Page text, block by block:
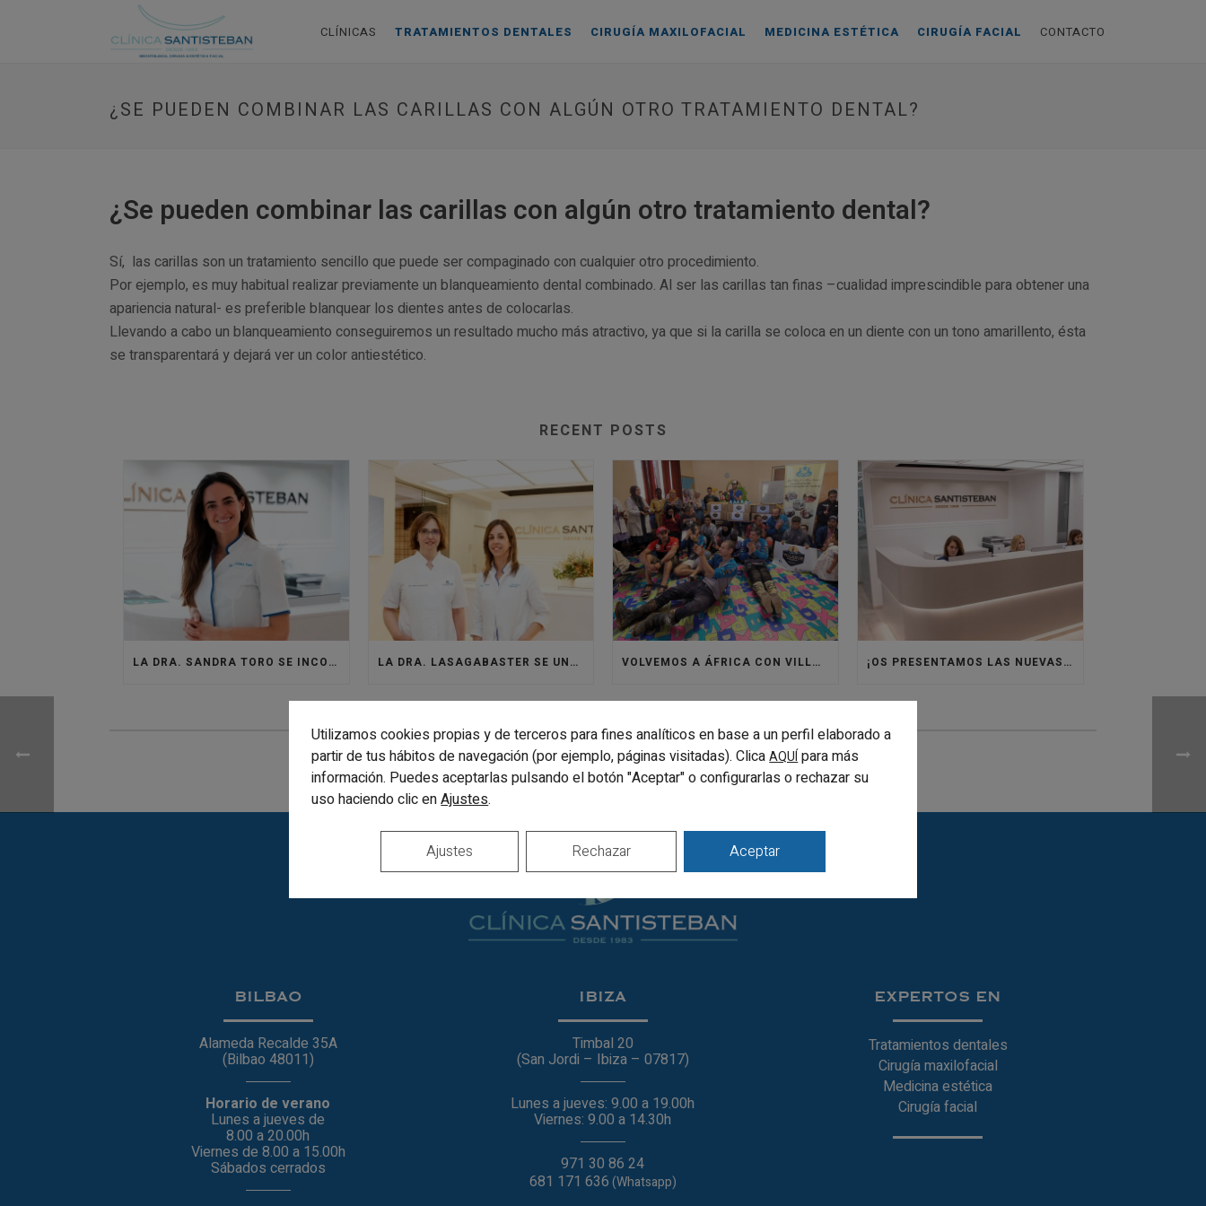
CLÍNICAS TRATAMIENTOS DENTALES CIRUGÍA MAXILOFACIAL MEDICINA ESTÉTICA CIRUGÍA FACIAL CONTACTO
¿SE PUEDEN COMBINAR LAS CARILLAS CON ALGÚN OTRO TRATAMIENTO DENTAL?
¿Se pueden combinar las carillas con algún otro tratamiento dental?
Sí, las carillas son un tratamiento sencillo que puede ser compaginado con cualquier otro procedimiento.
Por ejemplo, es muy habitual realizar previamente un blanqueamiento dental combinado. Al ser las carillas tan finas –cualidad imprescindible para obtener una
apariencia natural- es preferible blanquear los dientes antes de colocarlas.
Llevando a cabo un blanqueamiento conseguiremos un resultado mucho más atractivo, ya que si la carilla se coloca en un diente con un tono amarillento, ésta
se transparentará y dejará ver un color antiestético.
RECENT POSTS
LA DRA. SANDRA TORO SE INCORPORA A LA CLÍNICA SANTISTEBAN PARA DAR VIDA AL ÁREA DE MEDICINA ESTÉTICA LA DRA. LASAGABASTER SE UNE A LA CLÍNICA SANTISTEBAN PARA REFORZAR EL ÁREA DE ORTODONCIA VOLVEMOS A ÁFRICA CON VILLASUR RAID ¡OS PRESENTAMOS LAS NUEVAS INSTALACIONES DE CLÍNICA SANTISTEBAN!
BILBAO
Alameda Recalde 35A
(Bilbao 48011)
Horario de verano
Lunes a jueves de
8.00 a 20.00h
Viernes de 8.00 a 15.00h
Sábados cerrados
IBIZA
Timbal 20
(San Jordi – Ibiza – 07817)
Lunes a jueves: 9.00 a 19.00h
Viernes: 9.00 a 14.30h
971 30 86 24
681 171 636(Whatsapp)
EXPERTOS EN
Tratamientos dentales
Cirugía maxilofacial
Medicina estética
Cirugía facial
Utilizamos cookies propias y de terceros para fines analíticos en base a un perfil elaborado a
partir de tus hábitos de navegación (por ejemplo, páginas visitadas). ClicaAQUÍpara más
información. Puedes aceptarlas pulsando el botón "Aceptar" o configurarlas o rechazar su
uso haciendo clic enAjustes.
Aceptar
Rechazar
Ajustes